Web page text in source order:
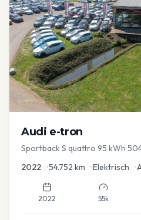
Audi e-tron
Sportback S quattro 95 kWh
2022 •54.752 km •Elektrisch •
2022 55k